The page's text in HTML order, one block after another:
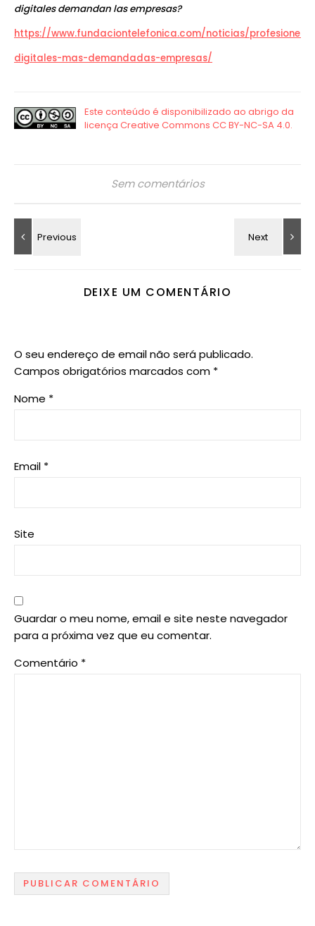
digitales demandan las empresas?
https://www.fundaciontelefonica.com/noticias/profesiones-
digitales-mas-demandadas-empresas/
Sem comentários
DEIXE UM COMENTÁRIO
O seu endereço de email não será publicado.
Campos obrigatórios marcados com *
Nome *
Email *
Site
Guardar o meu nome, email e site neste navegador
para a próxima vez que eu comentar.
Comentário *